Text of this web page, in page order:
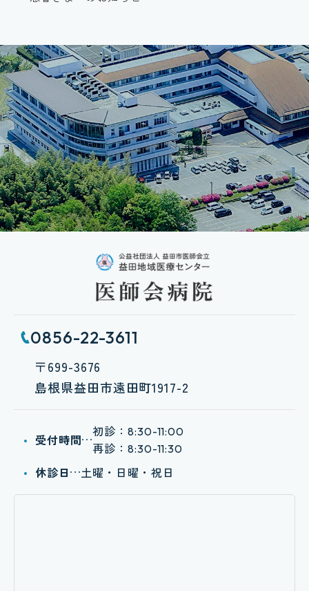
循環器内科
腎臓内科
呼吸器内科
外科
形成外科
整形外科
脳神経外科
リハビリテーション科
リウマチ科
循環器外科
放射線科
ドック・健診
リハビリテーション
診療情報開示請求について
患者様相談窓口
患者さまの権利に関する病院宣言
身体的拘束最小化への取り組みについて
感染対策への取組
緩和ケアについて
0856-22-3611
〒699-3676
島根県益田市遠田町1917-2
受付時間
初診： 8:30-11:00
再診： 8:30-11:30
休診日 土曜・日曜・祝日